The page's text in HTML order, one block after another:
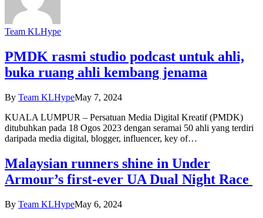
Team KLHype
PMDK rasmi studio podcast untuk ahli,
buka ruang ahli kembang jenama
By Team KLHypeMay 7, 2024
KUALA LUMPUR – Persatuan Media Digital Kreatif (PMDK)
ditubuhkan pada 18 Ogos 2023 dengan seramai 50 ahli yang terdiri
daripada media digital, blogger, influencer, key of…
Malaysian runners shine in Under
Armour’s first-ever UA Dual Night Race
By Team KLHypeMay 6, 2024